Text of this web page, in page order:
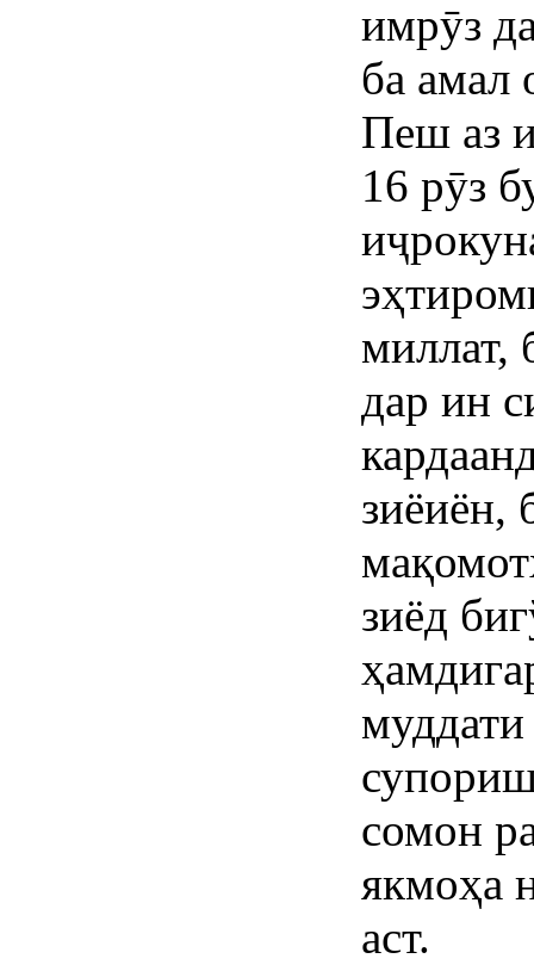
имрӯз
ба амал
Пеш аз
16 рӯз
миллат,
дар ин
зиёиён,
зиёд
сомон
якмоҳа
аст.